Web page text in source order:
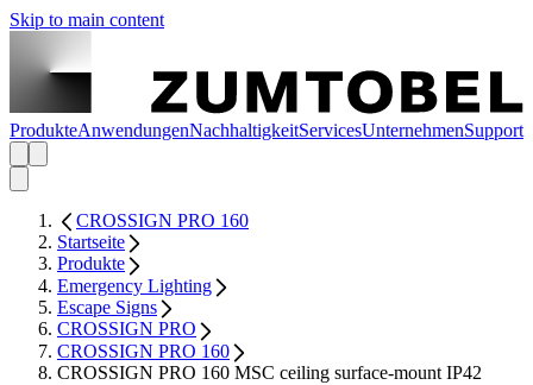
Skip to main content
ProdukteAnwendungenNachhaltigkeitServicesUnternehmenSupport
CROSSIGN PRO 160
Startseite
Produkte
Emergency Lighting
Escape Signs
CROSSIGN PRO
CROSSIGN PRO 160
CROSSIGN PRO 160 MSC ceiling surface-mount IP42